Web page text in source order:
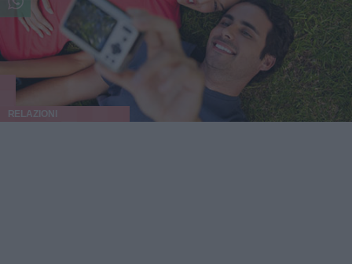
RELAZIONI